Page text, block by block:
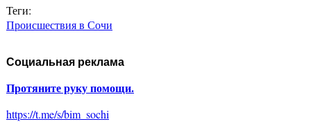
Теги:
Происшествия в Сочи
Социальная реклама
Протяните руку помощи.
https://t.me/s/bim_sochi